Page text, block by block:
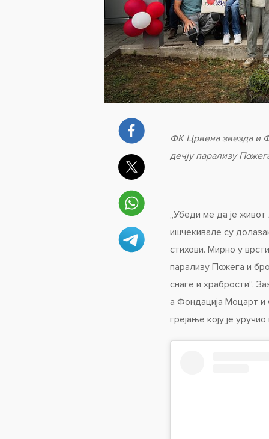
ФК Црвена звезда и
дечју парализу
„Убеди ме да је
ишчекивале су
стихови. Мирно у
парализу Пожега и
снаге и храбрости“.
а Фондација Моцарт и
грејање коју је